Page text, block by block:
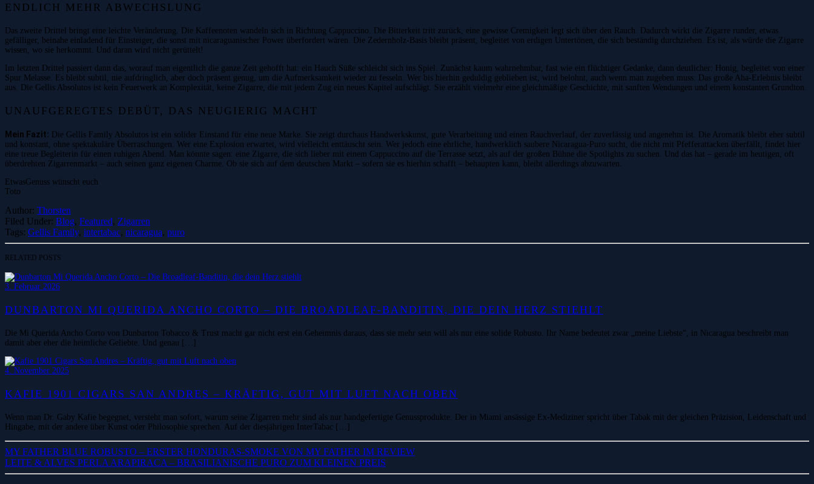
ENDLICH MEHR ABWECHSLUNG
Das zweite Drittel bringt eine leichte Veränderung. Die Kaffeenoten wandeln sich in Richtung Cappuccino. Die Bitterkeit tritt zurück, eine gewisse Cremigkeit legt sich über den Rauch. Dadurch wirkt die Zigarre runder, etwas
gefälliger, beinahe einladend für Einsteiger, die sonst mit nicaraguanischer Power überfordert wären. Die Zedernholz-Basis bleibt präsent, begleitet von erdigen Untertönen, die sich beständig durchziehen. Es ist, als würde die Zigarre
wissen, wo sie herkommt. Und daran wird nicht gerüttelt!
Im letzten Drittel passiert dann das, worauf man eigentlich die ganze Zeit gehofft hat: ein Hauch Süße schleicht sich ins Spiel. Zunächst kaum wahrnehmbar, fast wie ein flüchtiger Gedanke, dann deutlicher: Honig, begleitet von einer
Spur Melasse. Es bleibt subtil, nie aufdringlich, aber doch präsent genug, um die Aufmerksamkeit wieder zu fesseln. Wer bis hierhin geduldig geblieben ist, wird belohnt, auch wenn man zugeben muss: Das große Aha-Erlebnis bleibt
aus. Die Gellis Absolutos ist kein Feuerwerk an Komplexität, keine Zigarre, die mit jedem Zug ein neues Kapitel aufschlägt. Sie erzählt vielmehr eine gleichmäßige Geschichte, mit sanften Wendungen und einem konstanten Grundton.
UNAUFGEREGTES DEBÜT, DAS NEUGIERIG MACHT
Mein Fazit: Die Gellis Family Absolutos ist ein solider Einstand für eine neue Marke. Sie zeigt durchaus Handwerkskunst, gute Verarbeitung und einen Rauchverlauf, der zuverlässig und angenehm ist. Die Aromatik bleibt eher subtil
und konstant, ohne spektakuläre Überraschungen. Wer eine Explosion erwartet, wird vielleicht enttäuscht sein. Wer jedoch eine ehrliche, handwerklich saubere Nicaragua-Puro sucht, die nicht mit Pfefferattacken überfällt, findet hier
eine treue Begleiterin für einen ruhigen Abend. Man könnte sagen: eine Zigarre, die sich lieber mit einem Cappuccino auf die Terrasse setzt, als auf der großen Bühne die Spotlights zu suchen. Und das hat – gerade im heutigen, oft
überdrehten Zigarrenmarkt – auch seinen ganz eigenen Charme. Ob sie sich auf dem deutschen Markt – sofern sie es hierhin schafft – behaupten kann, bleibt allerdings abzuwarten.
EtwasGenuss wünscht euch
Toto
Author: Thorsten
Filed Under: Blog, Featured, Zigarren
Tags: Gellis Family, intertabac, nicaragua, puro
RELATED POSTS
3. Februar 2026
DUNBARTON MI QUERIDA ANCHO CORTO – DIE BROADLEAF-BANDITIN, DIE DEIN HERZ STIEHLT
Die Mi Querida Ancho Corto von Dunbarton Tobacco & Trust macht gar nicht erst ein Geheimnis daraus, dass sie mehr sein will als nur eine solide Robusto. Ihr Name bedeutet zwar „meine Liebste“, in Nicaragua beschreibt man
damit aber eher die heimliche Geliebte. Und genau […]
4. November 2025
KAFIE 1901 CIGARS SAN ANDRES – KRÄFTIG, GUT MIT LUFT NACH OBEN
Wenn man Dr. Gaby Kafie begegnet, versteht man sofort, warum seine Zigarren mehr sind als nur handgefertigte Genussprodukte. Der in Miami ansässige Ex-Mediziner spricht über Tabak mit der gleichen Präzision, Leidenschaft und
Hingabe, mit der andere über Kunst oder Philosophie sprechen. Auf der diesjährigen InterTabac […]
MY FATHER BLUE ROBUSTO – ERSTER HONDURAS-SMOKE VON MY FATHER IM REVIEW
LEITE & ALVES PERLA ARAPIRACA – BRASILIANISCHE PURO ZUM KLEINEN PREIS